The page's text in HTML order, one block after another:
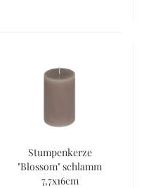
Stumpenkerze
"Blossom" schlamm
7,7x16cm